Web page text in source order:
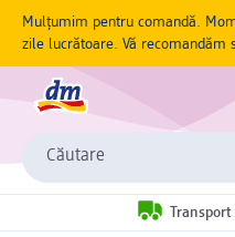
Mulțumim pentru comandă.
zile lucrătoare. Vă recomandăm
Căutare